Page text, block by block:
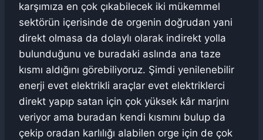
karşımıza en çok çıkabilecek iki mükemmel
sektörün içerisinde de orgenin doğrudan yani
direkt olmasa da dolaylı olarak indirekt yolla
bulunduğunu ve buradaki aslında ana taze
kısmı aldığını görebiliyoruz. Şimdi yenilenebilir
enerji evet elektrikli araçlar evet elektriklerci
direkt yapıp satan için çok yüksek kâr marjını
veriyor ama buradan kendi kısmını bulup da
çekip oradan karlılığı alabilen orge için de çok